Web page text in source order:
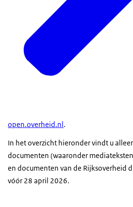
open.overheid.nl.
In het overzicht hieronder vindt u
documenten (waaronder
en documenten van de Rijksoverheid
vóór 28 april 2026.